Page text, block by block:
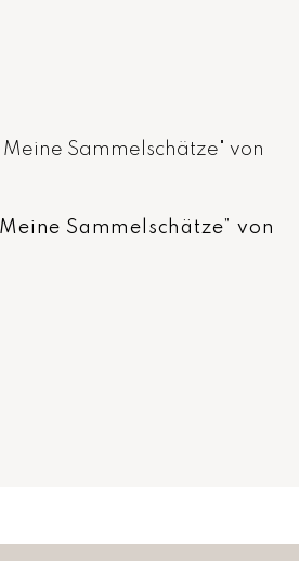
Sammelschätze” von